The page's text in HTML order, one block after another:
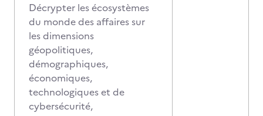
Décrypter les écosystèmes
du monde des affaires sur
les dimensions
géopolitiques,
démographiques,
économiques,
technologiques et de
cybersécurité,